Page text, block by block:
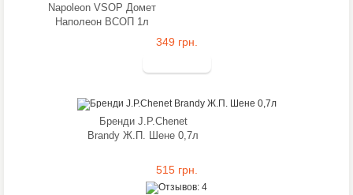
Napoleon VSOP Домет
Наполеон ВСОП 1л
349 грн.
Бренди J.P.Chenet
Brandy Ж.П. Шене 0,7л
515 грн.